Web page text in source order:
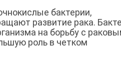
бактерии,
развитие рака.
на борьбу с
роль в четком